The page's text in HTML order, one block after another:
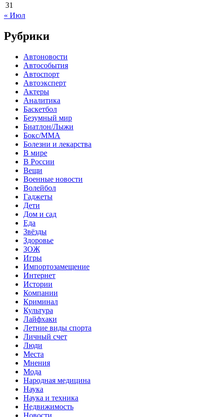
31
« Июл
Рубрики
Автоновости
Автособытия
Автоспорт
Автоэксперт
Актеры
Аналитика
Баскетбол
Безумный мир
Биатлон/Лыжи
Бокс/MMA
Болезни и лекарства
В мире
В России
Вещи
Военные новости
Волейбол
Гаджеты
Дети
Дом и сад
Еда
Звёзды
Здоровье
ЗОЖ
Игры
Импортозамещение
Интернет
Истории
Компании
Криминал
Культура
Лайфхаки
Летние виды спорта
Личный счет
Люди
Места
Мнения
Мода
Народная медицина
Наука
Наука и техника
Недвижимость
Новости